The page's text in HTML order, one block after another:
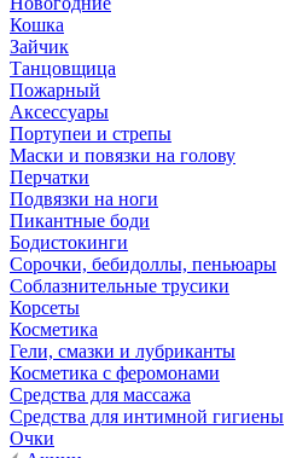
Кошка
Зайчик
Танцовщица
Пожарный
Аксессуары
Портупеи и стрепы
Маски и повязки на голову
Перчатки
Подвязки на ноги
Пикантные боди
Бодистокинги
Сорочки, бебидоллы, пеньюары
Соблазнительные трусики
Корсеты
Косметика
Гели, смазки и лубриканты
Косметика с феромонами
Средства для массажа
Средства для интимной гигиены
Очки